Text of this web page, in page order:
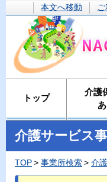
本文へ移動 ご
トップ
介護
介護サービス
TOP 事業所検索 介